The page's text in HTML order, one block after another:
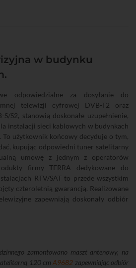
w budynku
odpowiedzialne za dosyłanie do
telewizji cyfrowej DVB-T2 oraz
S2, stanowią doskonałe uzupełnienie,
instalacji sieci kablowych w budynkach
To użytkownik końcowy decyduje o tym,
kupując odpowiedni tuner satelitarny
umowę z jednym z operatorów
firmy TERRA dedykowane do
RTV/SAT to przede wszystkim
czteroletnią gwarancją. Realizowane
zapewniają doskonały odbiór
zamontowano maszt antenowy, na
120 cmA9682 zapewniając odbiór